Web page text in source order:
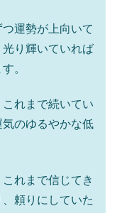
運勢が上向いて
り輝いていれば
。
れまで続いてい
のゆるやかな低
れまで信じてき
頼りにしていた